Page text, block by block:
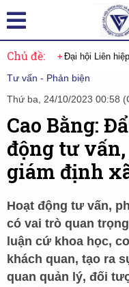
Chủ đề: Đại hội Liên
Tư vấn - Phản biện
Thứ ba, 24/10/2023 00:58
Cao Bằng:
động tư
giám định
Hoạt động tư vấn,
có vai trò quan
luận cứ khoa học,
khách quan, tạo ra
quan quản lý, đối